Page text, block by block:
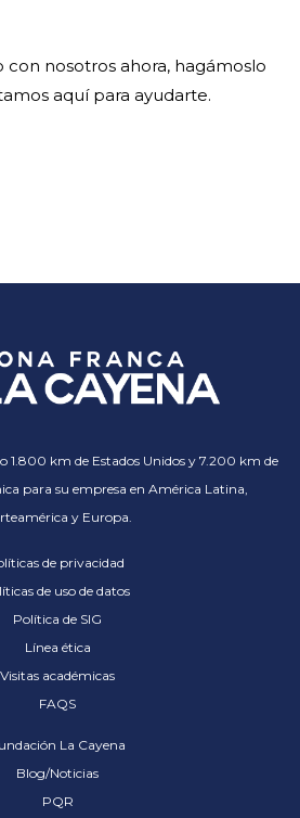
nosotros ahora, hagámoslo
aquí para ayudarte.
1.800 km de Estados Unidos y 7.200 km de
para su empresa en América Latina,
y Europa.
de privacidad
de uso de datos
Política de SIG
Línea ética
Visitas académicas
FAQS
La Cayena
Blog/Noticias
PQR